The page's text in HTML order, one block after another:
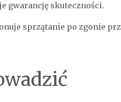
gwarancję skuteczności.